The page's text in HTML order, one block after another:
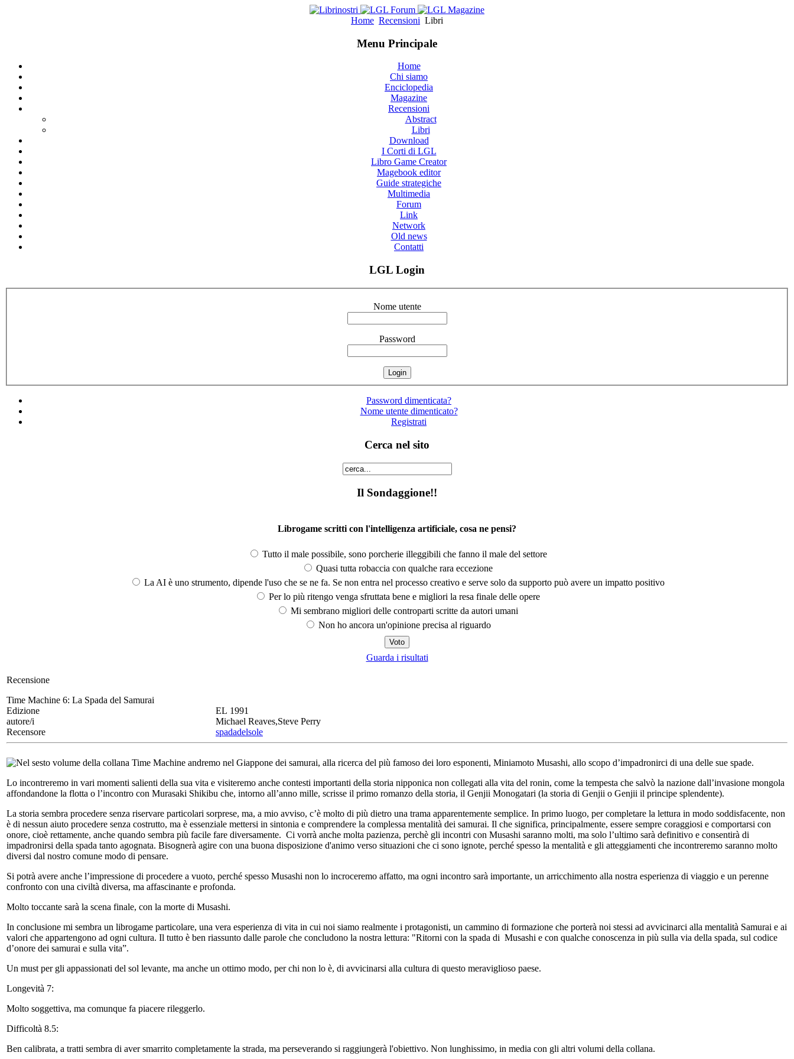
Home Recensioni Libri
Menu Principale
Home
Chi siamo
Enciclopedia
Magazine
Recensioni
Abstract
Libri
Download
I Corti di LGL
Libro Game Creator
Magebook editor
Guide strategiche
Multimedia
Forum
Link
Network
Old news
Contatti
LGL Login
Nome utente
Password
Password dimenticata?
Nome utente dimenticato?
Registrati
Cerca nel sito
Il Sondaggione!!
Librogame scritti con l'intelligenza artificiale, cosa ne pensi?
Tutto il male possibile, sono porcherie illeggibili che fanno il male del settore
Quasi tutta robaccia con qualche rara eccezione
La AI è uno strumento, dipende l'uso che se ne fa. Se non entra nel processo creativo e serve solo da supporto può avere un impatto positivo
Per lo più ritengo venga sfruttata bene e migliori la resa finale delle opere
Mi sembrano migliori delle controparti scritte da autori umani
Non ho ancora un'opinione precisa al riguardo
Guarda i risultati
Recensione
Time Machine 6: La Spada del Samurai
Edizione
EL 1991
autore/i
Michael Reaves,Steve Perry
Recensore
spadadelsole
Nel sesto volume della collana Time Machine andremo nel Giappone dei samurai, alla ricerca del più famoso dei loro esponenti, Miniamoto Musashi, allo scopo d’impadronirci di una delle sue spade.
Lo incontreremo in vari momenti salienti della sua vita e visiteremo anche contesti importanti della storia nipponica non collegati alla vita del ronin, come la tempesta che salvò la nazione dall’invasione mongola
affondandone la flotta o l’incontro con Murasaki Shikibu che, intorno all’anno mille, scrisse il primo romanzo della storia, il Genjii Monogatari (la storia di Genjii o Genjii il principe splendente).
La storia sembra procedere senza riservare particolari sorprese, ma, a mio avviso, c’è molto di più dietro una trama apparentemente semplice. In primo luogo, per completare la lettura in modo soddisfacente, non
è di nessun aiuto procedere senza costrutto, ma è essenziale mettersi in sintonia e comprendere la complessa mentalità dei samurai. Il che significa, principalmente, essere sempre coraggiosi e comportarsi con
onore, cioè rettamente, anche quando sembra più facile fare diversamente. Ci vorrà anche molta pazienza, perchè gli incontri con Musashi saranno molti, ma solo l’ultimo sarà definitivo e consentirà di
impadronirsi della spada tanto agognata. Bisognerà agire con una buona disposizione d'animo verso situazioni che ci sono ignote, perché spesso la mentalità e gli atteggiamenti che incontreremo saranno molto
diversi dal nostro comune modo di pensare.
Si potrà avere anche l’impressione di procedere a vuoto, perché spesso Musashi non lo incroceremo affatto, ma ogni incontro sarà importante, un arricchimento alla nostra esperienza di viaggio e un perenne
confronto con una civiltà diversa, ma affascinante e profonda.
Molto toccante sarà la scena finale, con la morte di Musashi.
In conclusione mi sembra un librogame particolare, una vera esperienza di vita in cui noi siamo realmente i protagonisti, un cammino di formazione che porterà noi stessi ad avvicinarci alla mentalità Samurai e ai
valori che appartengono ad ogni cultura. Il tutto è ben riassunto dalle parole che concludono la nostra lettura: "Ritorni con la spada di Musashi e con qualche conoscenza in più sulla via della spada, sul codice
d’onore dei samurai e sulla vita”.
Un must per gli appassionati del sol levante, ma anche un ottimo modo, per chi non lo è, di avvicinarsi alla cultura di questo meraviglioso paese.
Longevità 7:
Molto soggettiva, ma comunque fa piacere rileggerlo.
Difficoltà 8.5:
Ben calibrata, a tratti sembra di aver smarrito completamente la strada, ma perseverando si raggiungerà l'obiettivo. Non lunghissimo, in media con gli altri volumi della collana.